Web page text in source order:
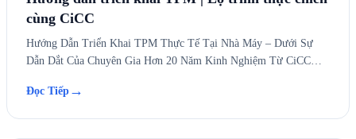
cùng CiCC
Hướng Dẫn Triển Khai TPM Thực Tế Tại Nhà Máy – Dưới Sự
Dẫn Dắt Của Chuyên Gia Hơn 20 Năm Kinh Nghiệm Từ CiCC…
Đọc Tiếp →